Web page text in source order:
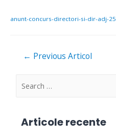
anunt-concurs-directori-si-dir-adj-
Navigare
← Previous Articol
S
Articole recente